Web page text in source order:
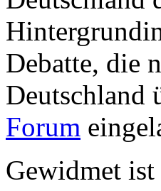
Debatte, die
Deutschland
Forum
Gewidmet ist